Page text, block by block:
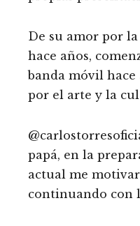
De su amor por
hace años,
banda móvil
por el arte y la
papá, en la
actual me
continuando con